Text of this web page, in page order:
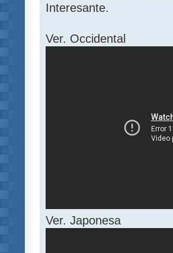
Interesante.
Ver. Occidental
Ver. Japonesa